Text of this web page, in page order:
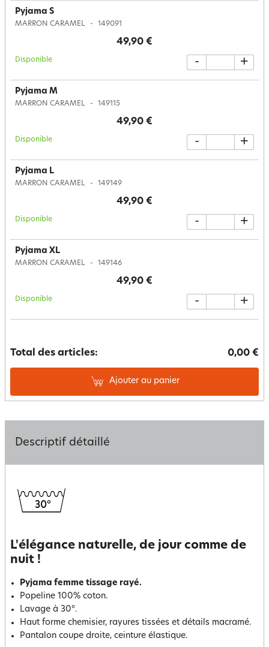
Pyjama S
MARRON CARAMEL 149091
49,90 €
Disponible - +
Pyjama M
MARRON CARAMEL 149115
49,90 €
Disponible - +
Pyjama L
MARRON CARAMEL 149149
49,90 €
Disponible - +
Pyjama XL
MARRON CARAMEL 149146
49,90 €
Disponible - +
Total des articles: 0,00 €
Ajouter au panier
Descriptif détaillé
L'élégance naturelle, de jour comme de
nuit !
Pyjama femme tissage rayé.
Popeline 100% coton.
Lavage à 30°.
Haut forme chemisier, rayures tissées et détails macramé.
Pantalon coupe droite, ceinture élastique.